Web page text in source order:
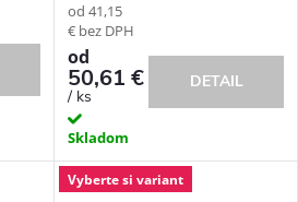
od 41,15
€ bez DPH
od
50,61 €
/ ks
Skladom
DETAIL
Vyberte si variant